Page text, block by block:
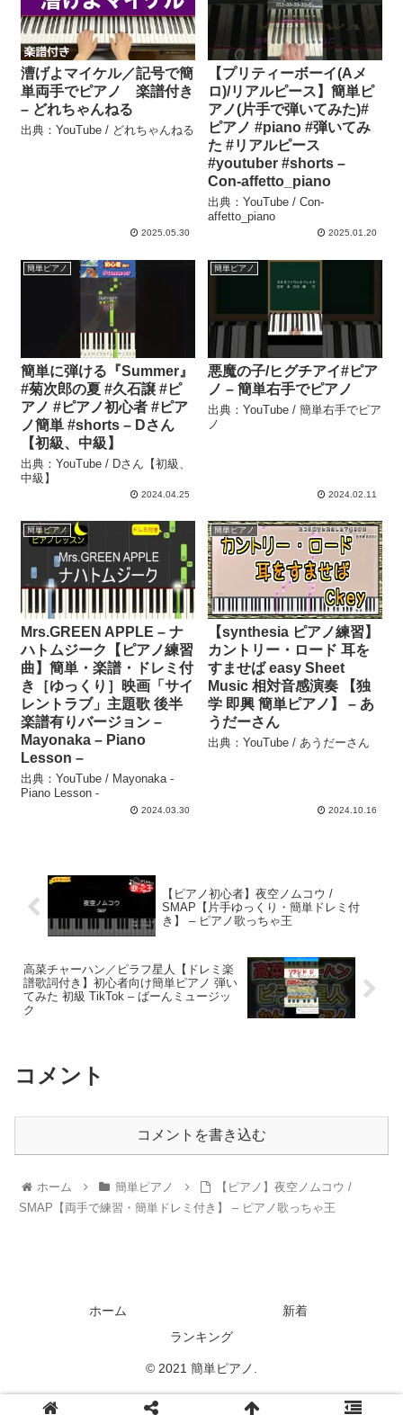
漕げよマイケル／記号で簡
単両手でピアノ 楽譜付き
– どれちゃんねる
出典：YouTube / どれちゃんねる
2025.05.30
【プリティーボーイ(Aメ
ロ)/リアルピース】簡単ピ
アノ(片手で弾いてみた)#
ピアノ #piano #弾いてみ
た #リアルピース
#youtuber #shorts –
Con-affetto_piano
出典：YouTube / Con-
affetto_piano
2025.01.20
簡単ピアノ
簡単に弾ける『Summer』
#菊次郎の夏 #久石譲 #ピ
アノ #ピアノ初心者 #ピア
ノ簡単 #shorts – Dさん
【初級、中級】
出典：YouTube / Dさん【初級、
中級】
2024.04.25
簡単ピアノ
悪魔の子/ヒグチアイ#ピア
ノ – 簡単右手でピアノ
出典：YouTube / 簡単右手でピア
ノ
2024.02.11
簡単ピアノ
Mrs.GREEN APPLE – ナ
ハトムジーク【ピアノ練習
曲】簡単・楽譜・ドレミ付
き［ゆっくり］映画「サイ
レントラブ」主題歌 後半
楽譜有りバージョン –
Mayonaka – Piano
Lesson –
出典：YouTube / Mayonaka -
Piano Lesson -
2024.03.30
簡単ピアノ
【synthesia ピアノ練習】
カントリー・ロード 耳を
すませば easy Sheet
Music 相対音感演奏 【独
学 即興 簡単ピアノ】 – あ
うだーさん
出典：YouTube / あうだーさん
2024.10.16
【ピアノ初心者】夜空ノムコウ /
SMAP【片手ゆっくり・簡単ドレミ付
き】 – ピアノ歌っちゃ王
高菜チャーハン／ピラフ星人【ドレミ楽
譜歌詞付き】初心者向け簡単ピアノ 弾い
てみた 初級 TikTok – ばーんミュージッ
ク
コメント
コメントを書き込む
ホーム 簡単ピアノ
【ピアノ】夜空ノムコウ /
SMAP【両手で練習・簡単ドレミ付き】 – ピアノ歌っちゃ王
ホーム
新着
ランキング
© 2021 簡単ピアノ.